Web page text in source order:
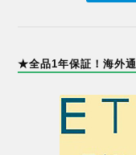
★全品1年保証！海外通